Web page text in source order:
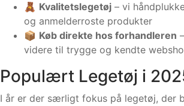
🧸 Kvalitetslegetøj – vi
og anmelderroste produkter
📦 Køb direkte hos forhandleren
videre til trygge og kendte
Populært Legetøj i
I år er der særligt fokus på legetøj, der